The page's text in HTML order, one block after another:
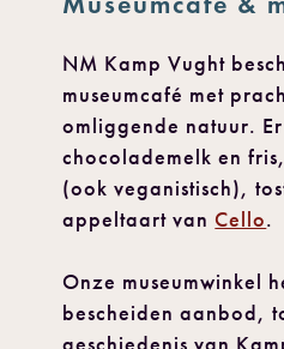
NM Kamp Vught
museumcafé met
omliggende natuur.
chocolademelk en
(ook veganistisch),
appeltaart van Cello.
Onze museumwinkel
bescheiden aanbod,